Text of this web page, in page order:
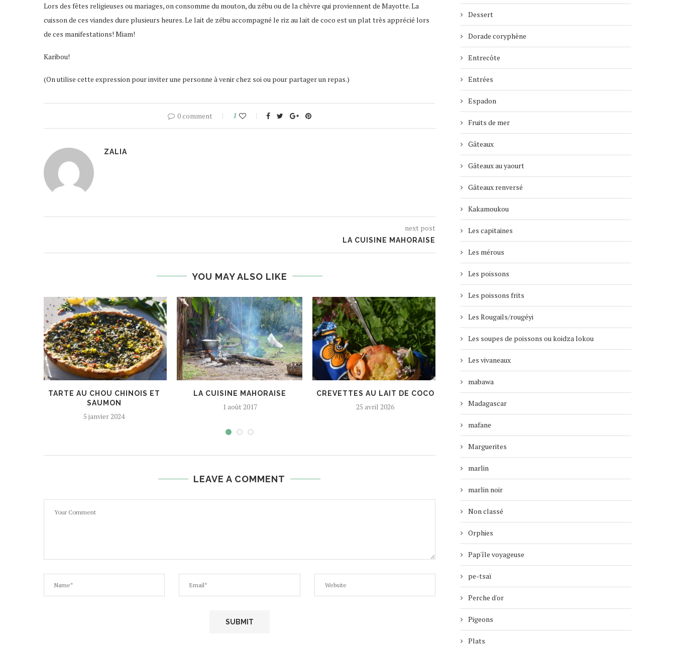
Lors des fêtes religieuses ou mariages, on consomme du mouton, du zébu ou de la chèvre qui proviennent de Mayotte. La
cuisson de ces viandes dure plusieurs heures. Le lait de zébu accompagné le riz au lait de coco est un plat très apprécié lors
de ces manifestations! Miam!
Karibou!
(On utilise cette expression pour inviter une personne à venir chez soi ou pour partager un repas.)
0 comment 1
ZALIA
next post
LA CUISINE MAHORAISE
YOU MAY ALSO LIKE
TARTE AU CHOU CHINOIS ET
SAUMON
5 janvier 2024
LA CUISINE MAHORAISE
1 août 2017
CREVETTES AU LAIT DE COCO
25 avril 2026
SALADE DE CONCOMBRE AU
CITRON
16 décembre 2023
LEAVE A COMMENT
Dessert
Dorade coryphène
Entrecôte
Entrées
Espadon
Fruits de mer
Gâteaux
Gâteaux au yaourt
Gâteaux renversé
Kakamoukou
Les capitaines
Les mérous
Les poissons
Les poissons frits
Les Rougails/rougéyi
Les soupes de poissons ou koidza lokou
Les vivaneaux
mabawa
Madagascar
mafane
Marguerites
marlin
marlin noir
Non classé
Orphies
Pap'île voyageuse
pe-tsaï
Perche d'or
Pigeons
Plats